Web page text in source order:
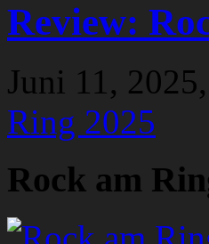
Review:
Juni 11, 2025,
Ring 2025
Rock am